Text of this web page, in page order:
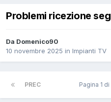
Problemi ricezione
Da Domenico90
10 novembre 2025 in Impianti TV
PREC Pagina 1 di